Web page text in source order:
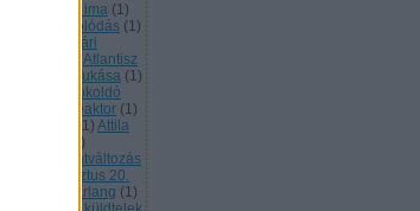
segítő ima (1)
áthangolódás (1)
Atilla nyári
Atlantisz
Atlantisz bukása (1)
átokoldó
atomreaktor (1)
1) Attila
)
átváltozás
Augusztus 20.
Ausztrál barlang (1)